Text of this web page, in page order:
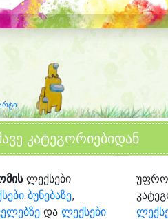
კატეგორიებიდან
ლექსები
ბუნებაზე,
და ლექსები
უფრო